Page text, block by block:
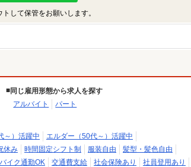
して保管をお願いします。
同じ雇用形態から求人を探す
アルバイト
パート
～）活躍中
エルダー（50代～）活躍中
休み 時間固定シフト制 服装自由
髪型・髪色自由
バイク通勤OK 交通費支給 社会保険あり 社員登用あり